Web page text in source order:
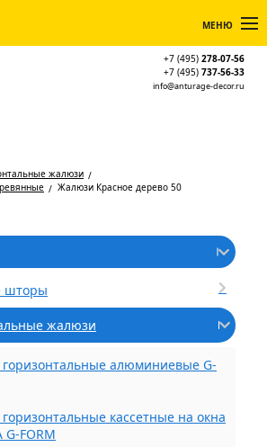
МЕНЮ
+7 (495) 278-07-56
+7 (495) 737-56-33
info@anturage-decor.ru
жалюзи
Жалюзи Красное дерево 50
шторы
жалюзи
алюминиевые G-
кассетные на окна
G-FORM